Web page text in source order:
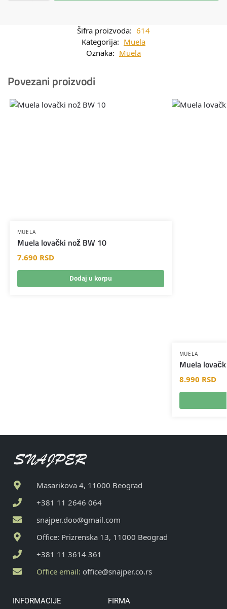
Šifra proizvoda: 614
Kategorija: Muela
Oznaka: Muela
Povezani proizvodi
MUELA
Muela lovački nož BW 10
7.690 RSD
Dodaj u korpu
MUELA
Muela
8.990 RSD
Masarikova 4, 11000 Beograd
+381 11 2646 064
snajper.doo@gmail.com
Office: Prizrenska 13, 11000 Beograd
+381 11 3614 361
Office email: office@snajper.co.rs
INFORMACIJE FIRMA